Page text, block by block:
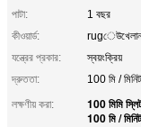
পাটা:
1 বছর
কীওয়ার্ড:
rugেউখেলান
যন্ত্রের প্রকার:
স্বয়ংক্রিয়
দ্রুততা:
100 মি / মিনিট
লক্ষণীয় করা:
100 মিমি
100 মি /